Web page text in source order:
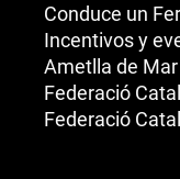
Conduce un
Incentivos y
Ametlla de
Federació
Federació